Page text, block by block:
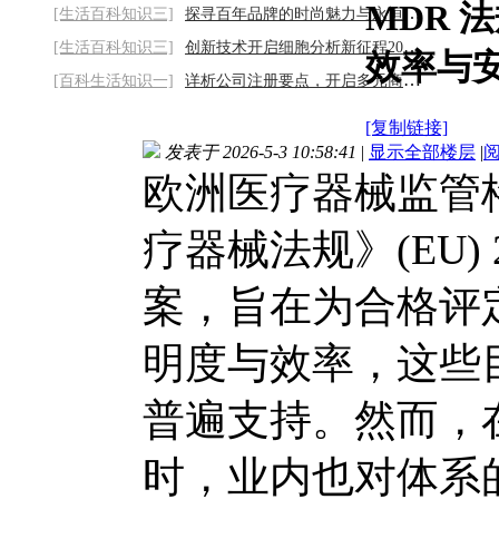
[生活百科知识三]
探寻百年品牌的时尚魅力与永恒经典2026/8/6
[生活百科知识三]
创新技术开启细胞分析新征程2026/8/6
[百科生活知识一]
详析公司注册要点，开启多元商业之旅2026/8
MDR
效率与
[复制链接]
发表于 2026-5-3 10:58:41 | 显示全部楼层 |
欧洲医疗器械监
疗器械法规》(EU)
案，旨在为合格评
明度与效率，这些
普遍支持。然而，
时，业内也对体